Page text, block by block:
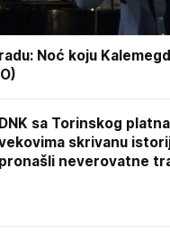
Noć koju
DNK sa Torinskog
skrivanu
pronašli neverovatne